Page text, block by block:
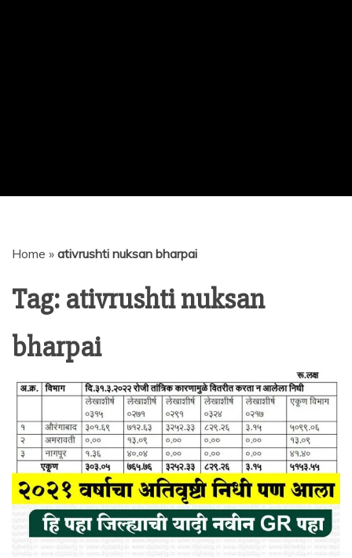
Home » ativrushti nuksan bharpai
Tag: ativrushti nuksan
bharpai